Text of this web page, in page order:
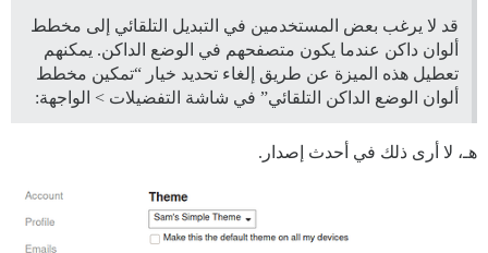
قد لا يرغب بعض المستخدمين في التبديل التلقائي إلى مخطط
ألوان داكن عندما يكون متصفحهم في الوضع الداكن. يمكنهم
تعطيل هذه الميزة عن طريق إلغاء تحديد خيار “تمكين مخطط
ألوان الوضع الداكن التلقائي” في شاشة التفضيلات > الواجهة:
هـ، لا أرى ذلك في أحدث إصدار.